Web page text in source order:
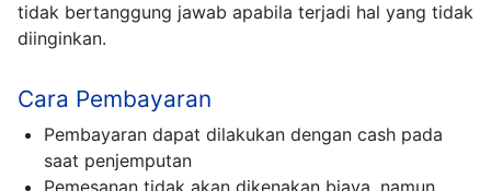
tidak bertanggung jawab apabila terjadi hal yang tidak
diinginkan.
Cara Pembayaran
Pembayaran dapat dilakukan dengan cash pada
saat penjemputan